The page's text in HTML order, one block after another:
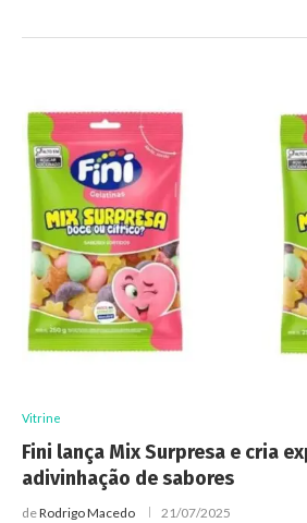
Vitrine
Fini lança Mix Surpresa e cria
adivinhação de sabores
deRodrigo Macedo 21/07/2025